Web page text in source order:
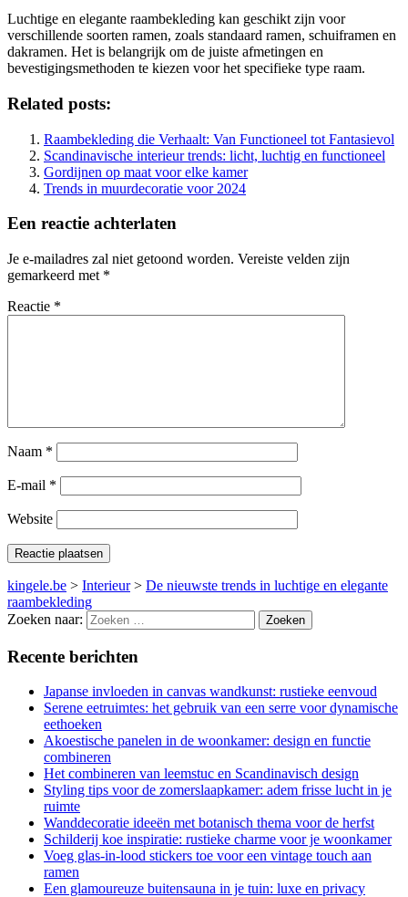
Luchtige en elegante raambekleding kan geschikt zijn voor
verschillende soorten ramen, zoals standaard ramen, schuiframen en
dakramen. Het is belangrijk om de juiste afmetingen en
bevestigingsmethoden te kiezen voor het specifieke type raam.
Related posts:
Raambekleding die Verhaalt: Van Functioneel tot Fantasievol
Scandinavische interieur trends: licht, luchtig en functioneel
Gordijnen op maat voor elke kamer
Trends in muurdecoratie voor 2024
Een reactie achterlaten
Je e-mailadres zal niet getoond worden. Vereiste velden zijn
gemarkeerd met *
Reactie *
Naam *
E-mail *
Website
kingele.be > Interieur> De nieuwste trends in luchtige en elegante
raambekleding
Zoeken naar:
Recente berichten
Japanse invloeden in canvas wandkunst: rustieke eenvoud
Serene eetruimtes: het gebruik van een serre voor dynamische
eethoeken
Akoestische panelen in de woonkamer: design en functie
combineren
Het combineren van leemstuc en Scandinavisch design
Styling tips voor de zomerslaapkamer: adem frisse lucht in je
ruimte
Wanddecoratie ideeën met botanisch thema voor de herfst
Schilderij koe inspiratie: rustieke charme voor je woonkamer
Voeg glas-in-lood stickers toe voor een vintage touch aan
ramen
Een glamoureuze buitensauna in je tuin: luxe en privacy